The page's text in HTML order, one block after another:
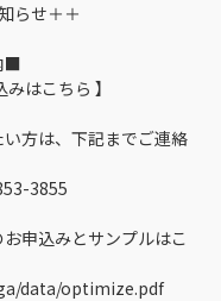
らせ＋＋
■
はこちら 】
方は、下記までご連絡
3855
申込みとサンプルはこ
data/optimize.pdf